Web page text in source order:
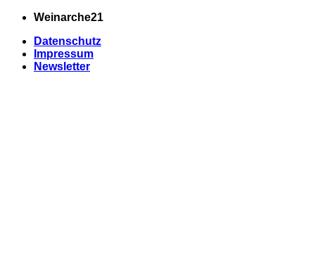
Zum
springen
Weinarche21
Datenschutz
Impressum
Newsletter